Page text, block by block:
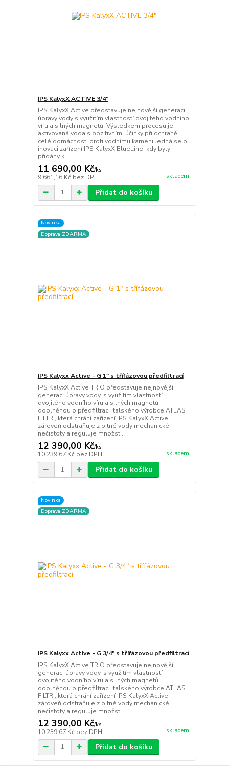
IPS KalyxX ACTIVE 3/4"
IPS KalyxX Active představuje nejnovější generaci
úpravy vody s využitím vlastností dvojitého vodního
víru a silných magnetů. Výsledkem procesu je
aktivovaná voda s pozitivními účinky při ochraně
celé domácnosti proti vodnímu kameni.Jedná se o
inovaci zařízení IPS KalyxX BlueLine, kdy byly
přidány k...
11 690,00 Kč/ks
9 661,16 Kč bez DPH skladem
Přidat do košíku
Novinka
Doprava ZDARMA
IPS Kalyxx Active - G 1" s třífázovou předfiltrací
IPS KalyxX Active TRIO představuje nejnovější
generaci úpravy vody, s využitím vlastností
dvojitého vodního víru a silných magnetů,
doplněnou o předfiltraci italského výrobce ATLAS
FILTRI, která chrání zařízení IPS KalyxX Active,
zároveň odstraňuje z pitné vody mechanické
nečistoty a reguluje množst...
12 390,00 Kč/ks
10 239,67 Kč bez DPH skladem
Přidat do košíku
Novinka
Doprava ZDARMA
IPS Kalyxx Active - G 3/4" s třífázovou předfiltrací
IPS KalyxX Active TRIO představuje nejnovější
generaci úpravy vody, s využitím vlastností
dvojitého vodního víru a silných magnetů,
doplněnou o předfiltraci italského výrobce ATLAS
FILTRI, která chrání zařízení IPS KalyxX Active,
zároveň odstraňuje z pitné vody mechanické
nečistoty a reguluje množst...
12 390,00 Kč/ks
10 239,67 Kč bez DPH skladem
Přidat do košíku